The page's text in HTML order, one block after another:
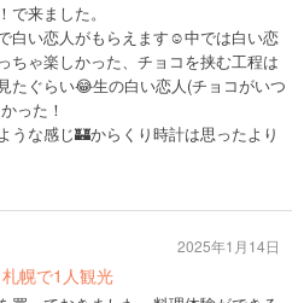
来ました。
白い恋人がもらえます☺️中では白い恋
ちゃ楽しかった、チョコを挟む工程は
たぐらい😂生の白い恋人(チョコがいつ
った！
うな感じ🏰からくり時計は思ったより
幌で1人観光
2025年1月14日